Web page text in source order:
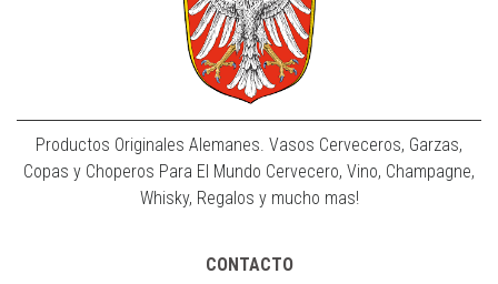
Productos Originales Alemanes. Vasos Cerveceros, Garzas,
Copas y Choperos Para El Mundo Cervecero, Vino, Champagne,
Whisky, Regalos y mucho mas!
CONTACTO